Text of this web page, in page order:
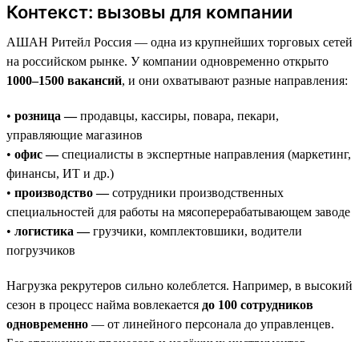
Контекст: вызовы для компании
АШАН Ритейл Россия — одна из крупнейших торговых сетей
на российском рынке. У компании одновременно открыто
1000–1500 вакансий, и они охватывают разные направления:
• розница —продавцы, кассиры, повара, пекари,
управляющие магазинов
• офис —специалисты в экспертные направления (маркетинг,
финансы, ИТ и др.)
• производство —сотрудники производственных
специальностей для работы на мясоперерабатывающем заводе
• логистика —грузчики, комплектовшики, водители
погрузчиков
Нагрузка рекрутеров сильно колеблется. Например, в высокий
сезон в процесс найма вовлекается до 100 сотрудников
одновременно — от линейного персонала до управленцев.